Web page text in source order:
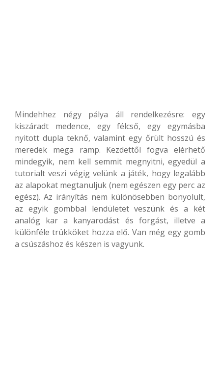
Mindehhez négy pálya áll rendelkezésre: egy
kiszáradt medence, egy félcső, egy egymásba
nyitott dupla teknő, valamint egy őrült hosszú és
meredek mega ramp. Kezdettől fogva elérhető
mindegyik, nem kell semmit megnyitni, egyedül a
tutorialt veszi végig velünk a játék, hogy legalább
az alapokat megtanuljuk (nem egészen egy perc az
egész). Az irányítás nem különösebben bonyolult,
az egyik gombbal lendületet veszünk és a két
analóg kar a kanyarodást és forgást, illetve a
különféle trükköket hozza elő. Van még egy gomb
a csúszáshoz és készen is vagyunk.